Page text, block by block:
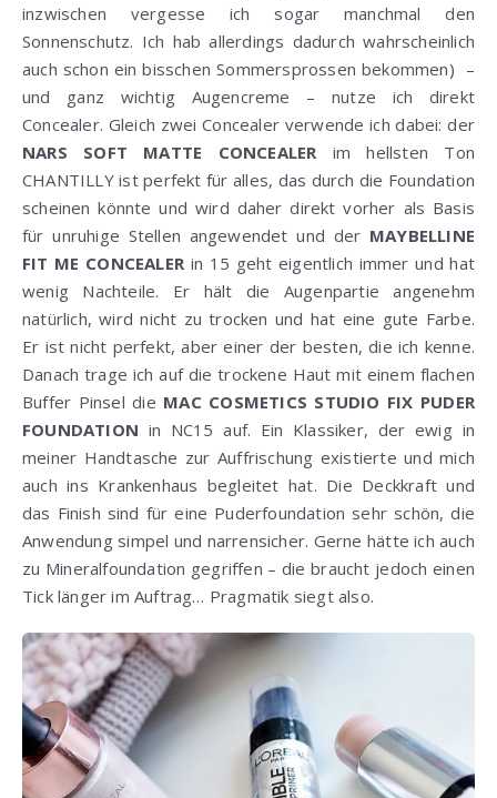
inzwischen vergesse ich sogar manchmal den
Sonnenschutz. Ich hab allerdings dadurch wahrscheinlich
auch schon ein bisschen Sommersprossen bekommen) –
und ganz wichtig Augencreme – nutze ich direkt
Concealer. Gleich zwei Concealer verwende ich dabei: der
NARS SOFT MATTE CONCEALER im hellsten Ton
CHANTILLY ist perfekt für alles, das durch die Foundation
scheinen könnte und wird daher direkt vorher als Basis
für unruhige Stellen angewendet und der MAYBELLINE
FIT ME CONCEALER in 15 geht eigentlich immer und hat
wenig Nachteile. Er hält die Augenpartie angenehm
natürlich, wird nicht zu trocken und hat eine gute Farbe.
Er ist nicht perfekt, aber einer der besten, die ich kenne.
Danach trage ich auf die trockene Haut mit einem flachen
Buffer Pinsel die MAC COSMETICS STUDIO FIX PUDER
FOUNDATION in NC15 auf. Ein Klassiker, der ewig in
meiner Handtasche zur Auffrischung existierte und mich
auch ins Krankenhaus begleitet hat. Die Deckkraft und
das Finish sind für eine Puderfoundation sehr schön, die
Anwendung simpel und narrensicher. Gerne hätte ich auch
zu Mineralfoundation gegriffen – die braucht jedoch einen
Tick länger im Auftrag… Pragmatik siegt also.